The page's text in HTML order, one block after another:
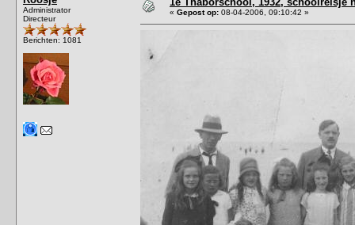
Administrator
Directeur
Berichten: 1081
« Gepost op: 08-04-2006, 09:10:42 »